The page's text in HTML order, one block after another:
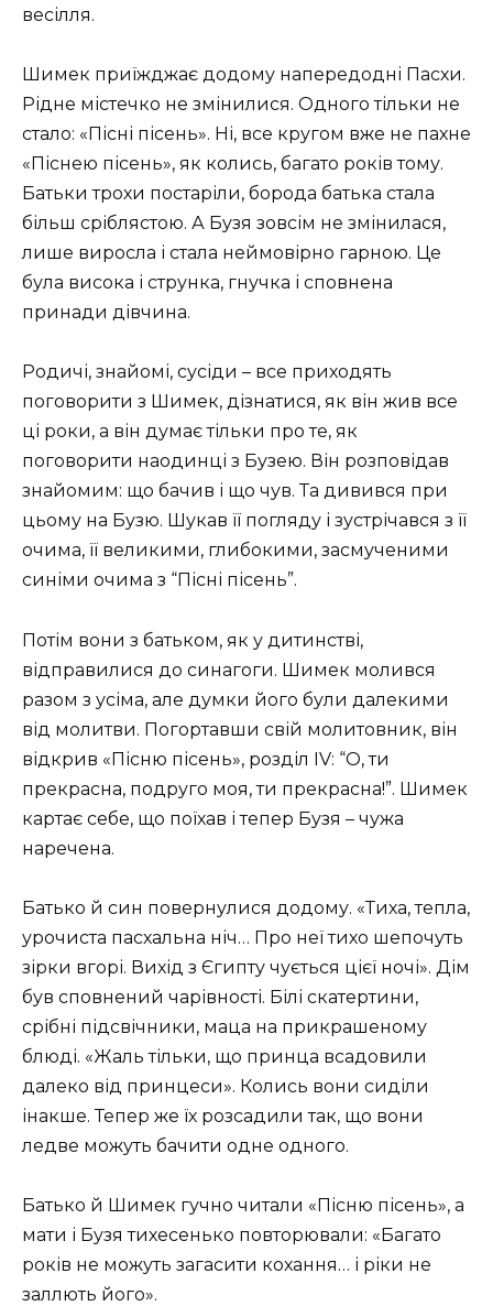
весілля.
Шимек приїжджає додому напередодні Пасхи.
Рідне містечко не змінилися. Одного тільки не
стало: «Пісні пісень». Ні, все кругом вже не пахне
«Піснею пісень», як колись, багато років тому.
Батьки трохи постаріли, борода батька стала
більш сріблястою. А Бузя зовсім не змінилася,
лише виросла і стала неймовірно гарною. Це
була висока і струнка, гнучка і сповнена
принади дівчина.
Родичі, знайомі, сусіди – все приходять
поговорити з Шимек, дізнатися, як він жив все
ці роки, а він думає тільки про те, як
поговорити наодинці з Бузею. Він розповідав
знайомим: що бачив і що чув. Та дивився при
цьому на Бузю. Шукав її погляду і зустрічався з її
очима, її великими, глибокими, засмученими
синіми очима з “Пісні пісень”.
Потім вони з батьком, як у дитинстві,
відправилися до синагоги. Шимек молився
разом з усіма, але думки його були далекими
від молитви. Погортавши свій молитовник, він
відкрив «Пісню пісень», розділ IV: “О, ти
прекрасна, подруго моя, ти прекрасна!”. Шимек
картає себе, що поїхав і тепер Бузя – чужа
наречена.
Батько й син повернулися додому. «Тиха, тепла,
урочиста пасхальна ніч… Про неї тихо шепочуть
зірки вгорі. Вихід з Єгипту чується цієї ночі». Дім
був сповнений чарівності. Білі скатертини,
срібні підсвічники, маца на прикрашеному
блюді. «Жаль тільки, що принца всадовили
далеко від принцеси». Колись вони сиділи
інакше. Тепер же їх розсадили так, що вони
ледве можуть бачити одне одного.
Батько й Шимек гучно читали «Пісню пісень», а
мати і Бузя тихесенько повторювали: «Багато
років не можуть загасити кохання… і ріки не
заллють його».